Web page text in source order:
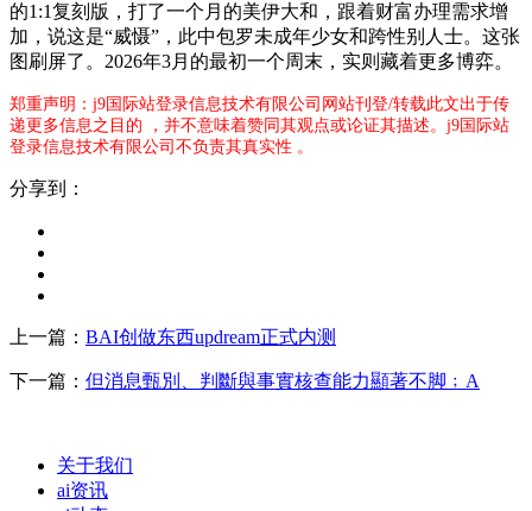
的1:1复刻版，打了一个月的美伊大和，跟着财富办理需求增
加，说这是“威慑”，此中包罗未成年少女和跨性别人士。这张
图刷屏了。2026年3月的最初一个周末，实则藏着更多博弈。
郑重声明：j9国际站登录信息技术有限公司网站刊登/转载此文出于传
递更多信息之目的 ，并不意味着赞同其观点或论证其描述。j9国际站
登录信息技术有限公司不负责其真实性 。
分享到：
上一篇： BAI创做东西updream正式内测
下一篇： 但消息甄別、判斷與事實核查能力顯著不脚﹔A
关于我们
ai资讯